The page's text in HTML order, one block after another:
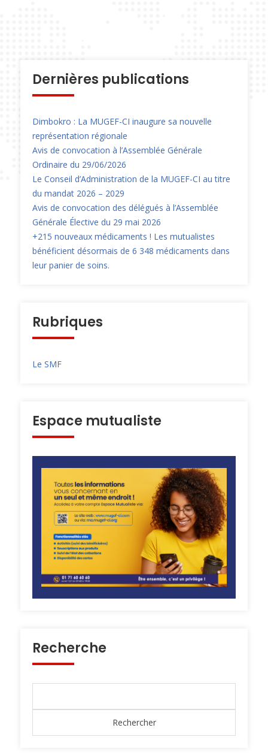
Dernières publications
Dimbokro : La MUGEF-CI inaugure sa nouvelle
représentation régionale
Avis de convocation à l’Assemblée Générale
Ordinaire du 29/06/2026
Le Conseil d’Administration de la MUGEF-CI au titre
du mandat 2026 – 2029
Avis de convocation des délégués à l’Assemblée
Générale Élective du 29 mai 2026
+215 nouveaux médicaments ! Les mutualistes
bénéficient désormais de 6 348 médicaments dans
leur panier de soins.
Rubriques
Le SMF
Espace mutualiste
Recherche